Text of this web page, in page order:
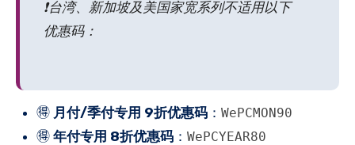
❗台湾、新加坡及美国家宽系列不适用以下
优惠码：
🉐 月付/季付专用 9折优惠码： WePCMON90
🉐 年付专用 8折优惠码： WePCYEAR80